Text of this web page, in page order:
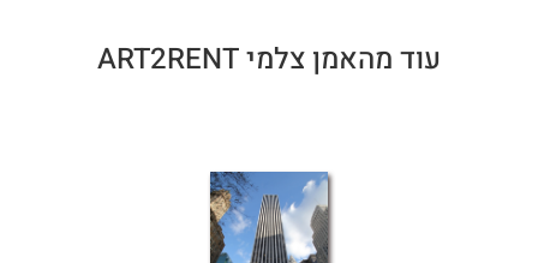
עוד מהאמן צלמי ART2RENT